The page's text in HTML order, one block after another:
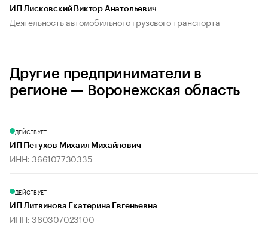
ИП Лисковский Виктор Анатольевич
Деятельность автомобильного грузового транспорта
Другие предприниматели в
регионе — Воронежская область
ДЕЙСТВУЕТ
ИП Петухов Михаил Михайлович
ИНН: 366107730335
ДЕЙСТВУЕТ
ИП Литвинова Екатерина Евгеньевна
ИНН: 360307023100